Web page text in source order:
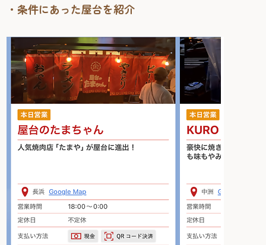
・条件にあった屋台を紹介